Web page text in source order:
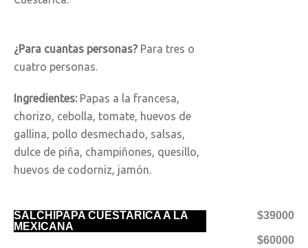
¿Para cuantas personas? Para tres o
cuatro personas.
Ingredientes:Papas a la francesa,
chorizo, cebolla, tomate, huevos de
gallina, pollo desmechado, salsas,
dulce de piña, champiñones, quesillo,
huevos de codorniz, jamón.
SALCHIPAPA CUESTARICA A LA
MEXICANA
$39000
$60000